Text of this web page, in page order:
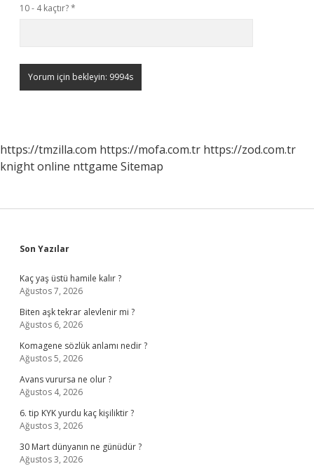
10 - 4 kaçtır?*
https://tmzilla.com https://mofa.com.tr https://zod.com.tr
knight online nttgame Sitemap
Sidebar
Son Yazılar
Kaç yaş üstü hamile kalır ?
Ağustos 7, 2026
Biten aşk tekrar alevlenir mi ?
Ağustos 6, 2026
Komagene sözlük anlamı nedir ?
Ağustos 5, 2026
Avans vurursa ne olur ?
Ağustos 4, 2026
6. tip KYK yurdu kaç kişiliktir ?
Ağustos 3, 2026
30 Mart dünyanın ne günüdür ?
Ağustos 3, 2026